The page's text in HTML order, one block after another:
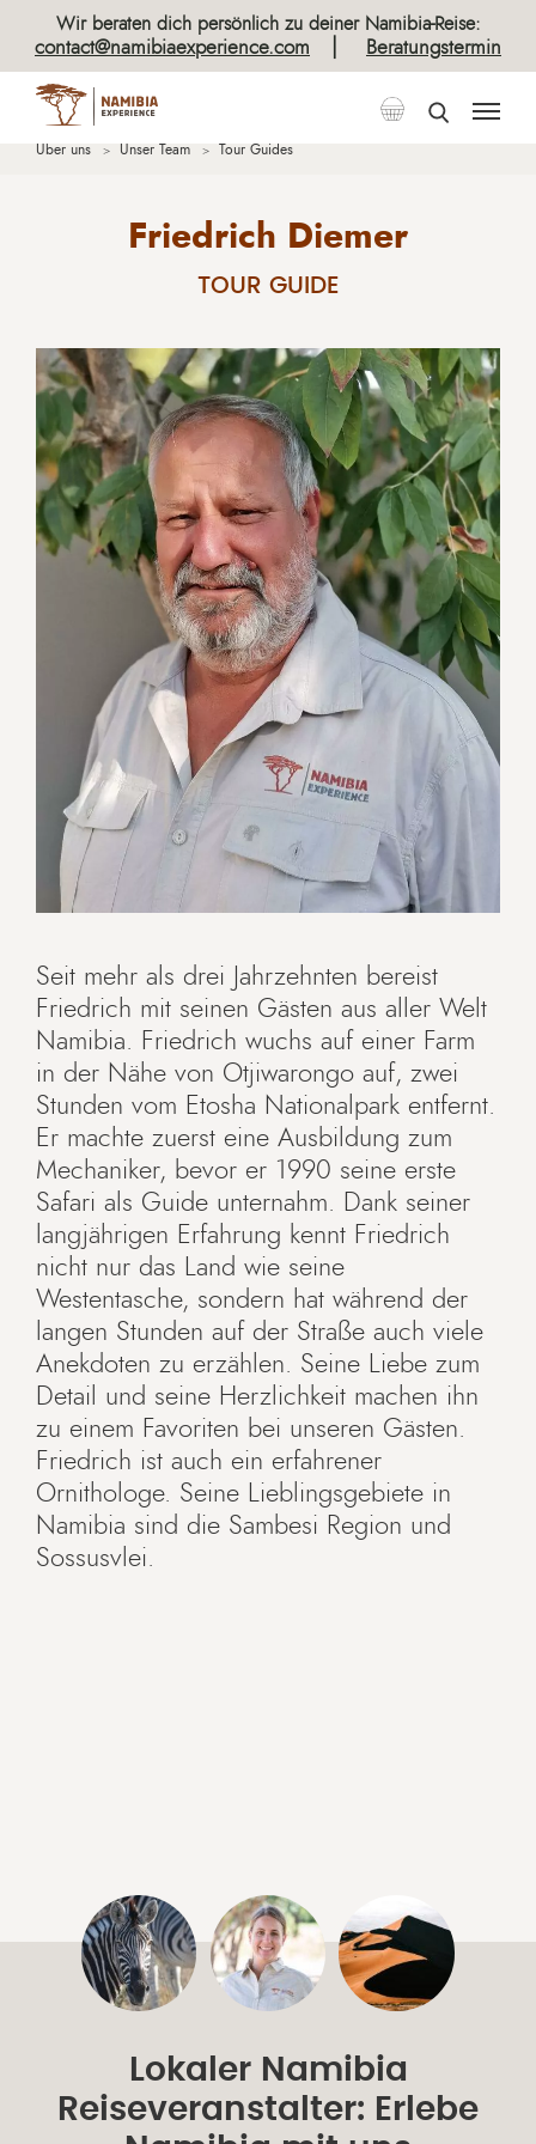
Wir beraten dich persönlich zu deiner Namibia-Reise:
contact@namibiaexperience.com Beratungstermin
Über uns Unser Team Tour Guides
Friedrich Diemer
TOUR GUIDE
Seit mehr als drei Jahrzehnten bereist
Friedrich mit seinen Gästen aus aller Welt
Namibia. Friedrich wuchs auf einer Farm
in der Nähe von Otjiwarongo auf, zwei
Stunden vom Etosha Nationalpark entfernt.
Er machte zuerst eine Ausbildung zum
Mechaniker, bevor er 1990 seine erste
Safari als Guide unternahm. Dank seiner
langjährigen Erfahrung kennt Friedrich
nicht nur das Land wie seine
Westentasche, sondern hat während der
langen Stunden auf der Straße auch viele
Anekdoten zu erzählen. Seine Liebe zum
Detail und seine Herzlichkeit machen ihn
zu einem Favoriten bei unseren Gästen.
Friedrich ist auch ein erfahrener
Ornithologe. Seine Lieblingsgebiete in
Namibia sind die Sambesi Region und
Sossusvlei.
Lokaler Namibia
Reiseveranstalter: Erlebe